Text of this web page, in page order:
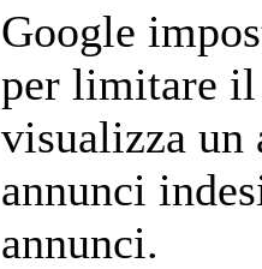
Google
per limitare
visualizza un
annunci
annunci.